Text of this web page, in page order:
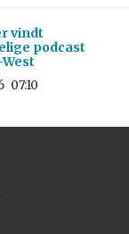
vindt
podcast
07:10